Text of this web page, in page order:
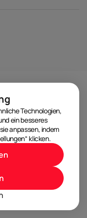
Technologien,
ein besseres
anpassen, indem
klicken.